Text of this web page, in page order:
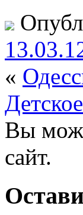
«
Вы
сайт.